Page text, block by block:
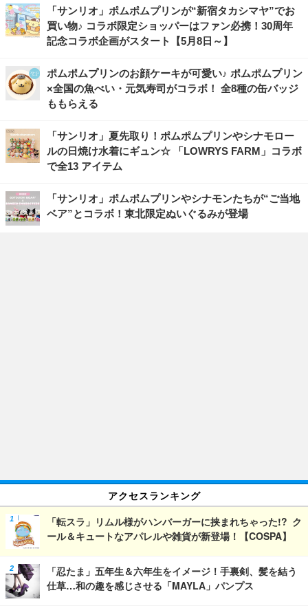
「サンリオ」ポムポムプリンが“新宿タカシマヤ”でお
買い物♪ コラボ限定ショッパーはファン必携！30周年
記念コラボ企画がスタート【5月8日～】
ポムポムプリンのお顔ケーキが可愛い♪ ポムポムプリン
×全国の魚べい・元気寿司がコラボ！ 全8種の缶バッジ
ももらえる
「サンリオ」夏先取り！ポムポムプリンやシナモロー
ルの日焼け水着にギュン☆ 「LOWRYS FARM」コラボ
で全13 アイテム
「サンリオ」ポムポムプリンやシナモンたちが“ご当地
ベア”とコラボ！東北限定ぬいぐるみが登場
アクセスランキング
「転スラ」リムル様がハンバーガーに挟まれちゃった!? ク
ール＆キュートなアパレルや雑貨が新登場！【COSPA】
「忍たま」五年生＆六年生をイメージ！手裏剣、髪を結う
仕草…和の趣を感じさせる「MAYLA」パンプス